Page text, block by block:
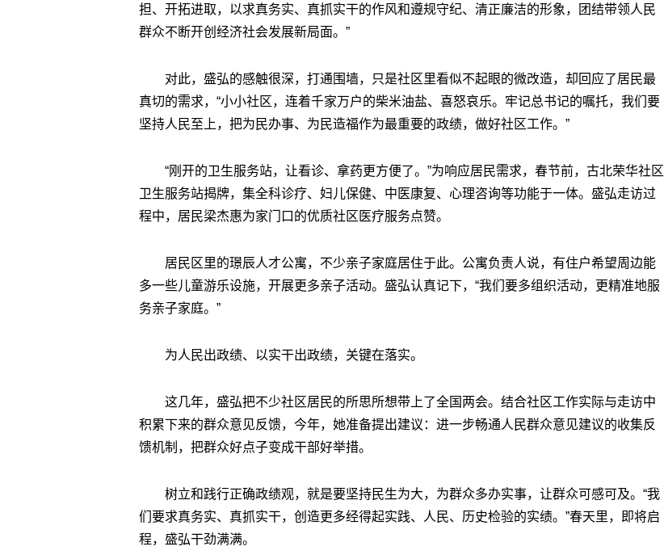
担、开拓进取，以求真务实、真抓实干的作风和遵规守纪、清正廉洁的形象，团结带领人民
群众不断开创经济社会发展新局面。”
对此，盛弘的感触很深，打通围墙，只是社区里看似不起眼的微改造，却回应了居民最
真切的需求，“小小社区，连着千家万户的柴米油盐、喜怒哀乐。牢记总书记的嘱托，我们要
坚持人民至上，把为民办事、为民造福作为最重要的政绩，做好社区工作。”
“刚开的卫生服务站，让看诊、拿药更方便了。”为响应居民需求，春节前，古北荣华社区
卫生服务站揭牌，集全科诊疗、妇儿保健、中医康复、心理咨询等功能于一体。盛弘走访过
程中，居民梁杰惠为家门口的优质社区医疗服务点赞。
居民区里的璟辰人才公寓，不少亲子家庭居住于此。公寓负责人说，有住户希望周边能
多一些儿童游乐设施，开展更多亲子活动。盛弘认真记下，“我们要多组织活动，更精准地服
务亲子家庭。”
为人民出政绩、以实干出政绩，关键在落实。
这几年，盛弘把不少社区居民的所思所想带上了全国两会。结合社区工作实际与走访中
积累下来的群众意见反馈，今年，她准备提出建议：进一步畅通人民群众意见建议的收集反
馈机制，把群众好点子变成干部好举措。
树立和践行正确政绩观，就是要坚持民生为大，为群众多办实事，让群众可感可及。“我
们要求真务实、真抓实干，创造更多经得起实践、人民、历史检验的实绩。”春天里，即将启
程，盛弘干劲满满。